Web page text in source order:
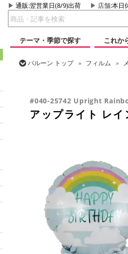
通販:翌営業日(8/9)出荷 店舗:本日
テーマ・季節で探す
これか
バルーン トップ フィルム
#040-25742 Upright
アップライト レ